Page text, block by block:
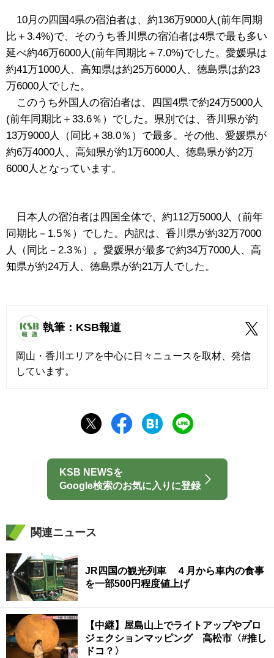
10月の四国4県の宿泊者は、約136万9000人(前年同期
比＋3.4%)で、そのうち香川県の宿泊者は4県で最も多い
延べ約46万6000人(前年同期比＋7.0%)でした。愛媛県は
約41万1000人、高知県は約25万6000人、徳島県は約23
万6000人でした。
このうち外国人の宿泊者は、四国4県で約24万5000人
(前年同期比＋33.6％）でした。県別では、香川県が約
13万9000人（同比＋38.0％）で最多。その他、愛媛県が
約6万4000人、高知県が約1万6000人、徳島県が約2万
6000人となっています。
日本人の宿泊者は四国全体で、約112万5000人（前年
同期比－1.5％）でした。内訳は、香川県が約32万7000
人（同比－2.3％）。愛媛県が最多で約34万7000人、高
知県が約24万人、徳島県が約21万人でした。
執筆：KSB報道
岡山・香川エリアを中心に日々ニュースを取材、発信
しています。
KSB NEWSを
Google検索のお気に入りに登録
関連ニュース
JR四国の観光列車 ４月から車内の食事
を一部500円程度値上げ
【中継】屋島山上でライトアップやプロ
ジェクションマッピング 高松市〈#推し
ドコ？〉